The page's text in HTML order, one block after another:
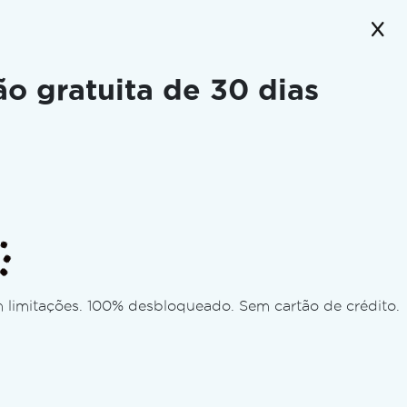
gratuita de 30 dias
to this address